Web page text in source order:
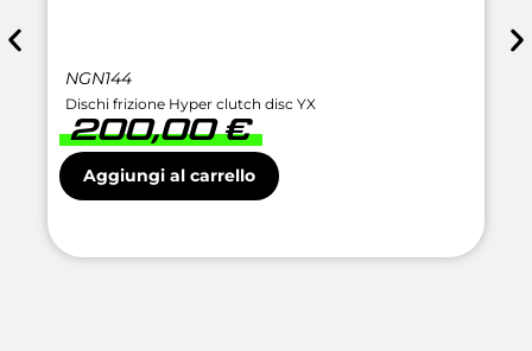
NGN144
Dischi frizione Hyper clutch disc YX
200,00€
Aggiungi al carrello